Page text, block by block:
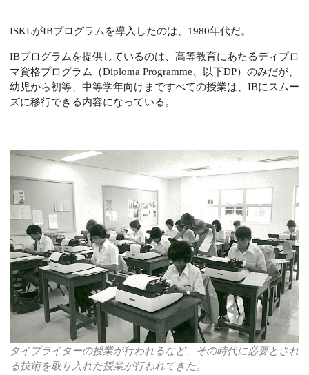
ISKLがIBプログラムを導入したのは、1980年代だ。
IBプログラムを提供しているのは、高等教育にあたるディプロ
マ資格プログラム（Diploma Programme、以下DP）のみだが、
幼児から初等、中等学年向けまですべての授業は、IBにスムー
ズに移行できる内容になっている。
タイプライターの授業が行われるなど、その時代に必要とされ
る技術を取り入れた授業が行われてきた。